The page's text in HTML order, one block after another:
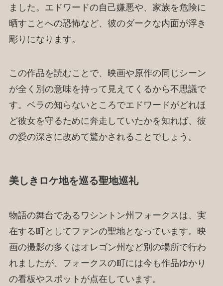
ました。エドワードの自己嫌悪や、家族を危険に
晒すことへの恐怖など、彼のダークな内面が浮き
彫りになります。
この作品を読むことで、映画や原作の同じシーン
が全く別の意味を持って見えてくるから不思議で
す。ベラの知らないところでエドワードがどれほ
ど彼女を守るために奔走していたかを知れば、彼
の愛の深さに改めて驚かされることでしょう。
美しきロケ地を巡る聖地巡礼
物語の舞台であるワシントン州フォークスは、実
在する町としてファンの聖地となっています。映
画の撮影の多くはオレゴン州など別の場所で行わ
れましたが、フォークスの町には今も作品ゆかり
の看板やスポットが点在しています。